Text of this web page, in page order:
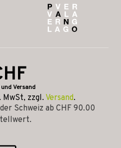
Versand
zzgl. Versand.
Schweiz ab CHF 90.00